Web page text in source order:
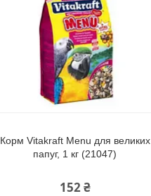
Корм Vitakraft Menu для великих
папуг, 1 кг (21047)
152 ₴